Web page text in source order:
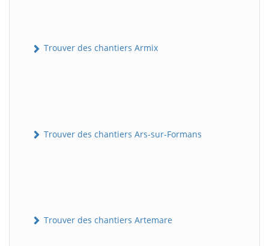
Trouver des chantiers Armix
Trouver des chantiers Ars-sur-Formans
Trouver des chantiers Artemare